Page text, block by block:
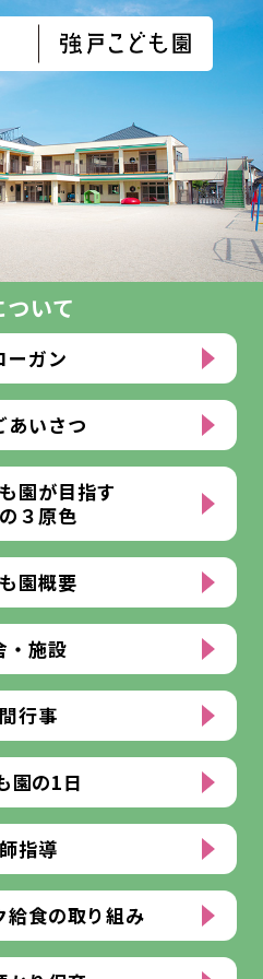
ついて
ーガン
あいさつ
園が目指す
３原色
園概要
・施設
行事
園の1日
指導
給食の取り組み
園 舎